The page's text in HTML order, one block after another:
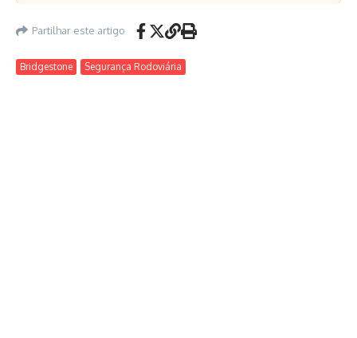
Partilhar este artigo
Bridgestone Segurança Rodoviária